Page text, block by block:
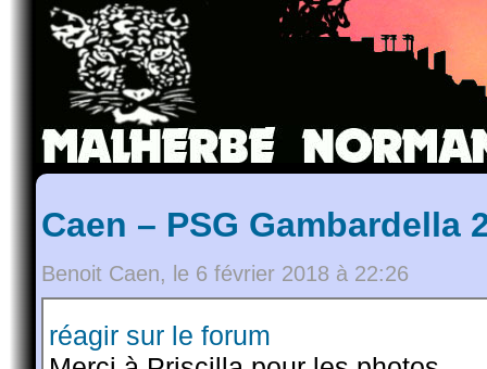
Caen – PSG Gambardella
Benoit Caen, le 6 février 2018 à 22:26
réagir sur le forum